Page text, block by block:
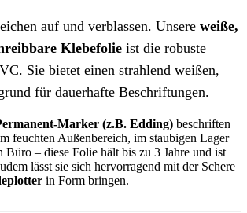
auf und verblassen. Unsere weiße,
Klebefolie ist die robuste
Sie bietet einen strahlend weißen,
für dauerhafte Beschriftungen.
Marker (z.B. Edding) beschriften
feuchten Außenbereich, im staubigen Lager
Büro – diese Folie hält bis zu 3 Jahre und ist
lässt sie sich hervorragend mit der Schere
in Form bringen.